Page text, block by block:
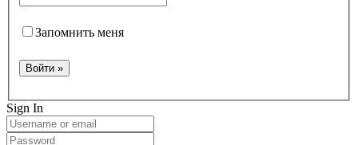
Запомнить меня
Sign In